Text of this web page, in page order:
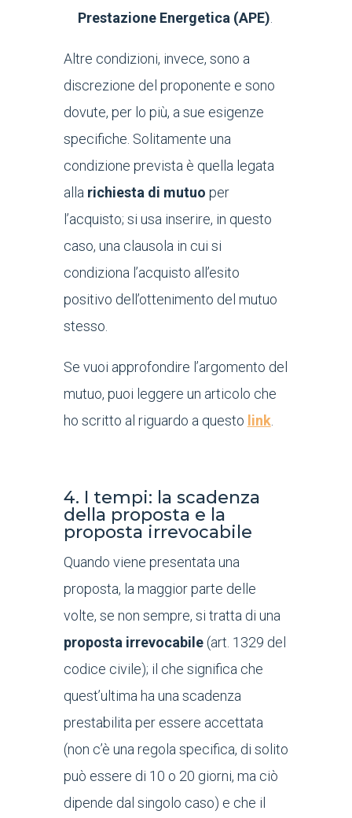
Prestazione Energetica (APE)
Altre condizioni, invece, sono a
discrezione del proponente e sono
dovute, per lo più, a sue esigenze
specifiche. Solitamente una
condizione prevista è quella legata
alla richiesta di mutuo per
l’acquisto; si usa inserire, in questo
caso, una clausola in cui si
condiziona l’acquisto all’esito
positivo dell’ottenimento del mutuo
stesso.
Se vuoi approfondire l’argomento del
mutuo, puoi leggere un articolo che
ho scritto al riguardo a questo link.
4. I tempi: la scadenza
della proposta e la
proposta irrevocabile
Quando viene presentata una
proposta, la maggior parte delle
volte, se non sempre, si tratta di una
proposta irrevocabile(art. 1329 del
codice civile); il che significa che
quest’ultima ha una scadenza
prestabilita per essere accettata
(non c’è una regola specifica, di solito
può essere di 10 o 20 giorni, ma ciò
dipende dal singolo caso) e che il